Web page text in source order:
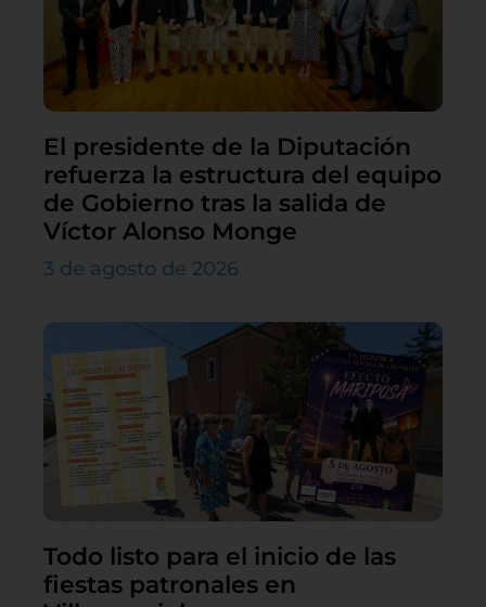
El presidente de la Diputación
refuerza la estructura del equipo
de Gobierno tras la salida de
Víctor Alonso Monge
3 de agosto de 2026
Todo listo para el inicio de las
fiestas patronales en